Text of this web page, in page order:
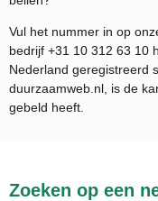
Vul het nummer in op
bedrijf +31 10 312 63 10
Nederland geregistreerd
duurzaamweb.nl, is de
gebeld heeft.
Zoeken op een